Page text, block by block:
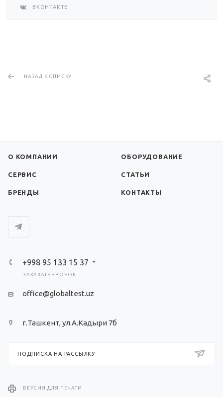
ВКОНТАКТЕ
НАЗАД К СПИСКУ
О КОМПАНИИ ОБОРУДОВАНИЕ
СЕРВИС СТАТЬИ
БРЕНДЫ КОНТАКТЫ
+998 95 133 15 37
ЗАКАЗАТЬ ЗВОНОК
office@globaltest.uz
г.Ташкент, ул.А.Кадыри 7б
ПОДПИСКА НА РАССЫЛКУ
ВЕРСИЯ ДЛЯ ПЕЧАТИ